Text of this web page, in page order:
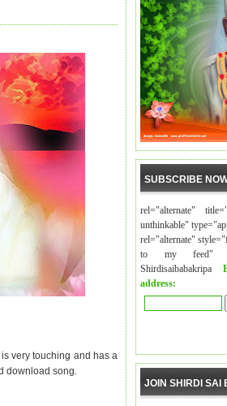
very touching and has a
download song.
SUBSCRIBE
rel="alternate"
unthinkable"
rel="alternate"
to my feed"
Shirdisaibabakripa
address:
JOIN SHIRDI SAI